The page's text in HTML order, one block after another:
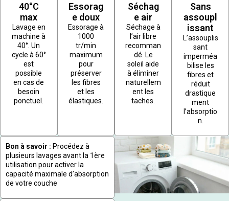
40°C
max
Lavage en
machine à
40°. Un
cycle à 60°
est
possible
en cas de
besoin
ponctuel.
Essorag
e doux
Essorage à
1000
tr/min
maximum
pour
préserver
les fibres
et les
élastiques.
Séchag
e air
Séchage à
l’air libre
recomman
dé. Le
soleil aide
à éliminer
naturellem
ent les
taches.
Sans
assoupl
issant
L’assouplis
sant
imperméa
bilise les
fibres et
réduit
drastique
ment
l’absorptio
n.
Bon à savoir : Procédez à
plusieurs lavages avant la 1ère
utilisation pour activer la
capacité maximale d’absorption
de votre couche